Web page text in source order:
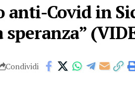
anti-Covid in
Condividi